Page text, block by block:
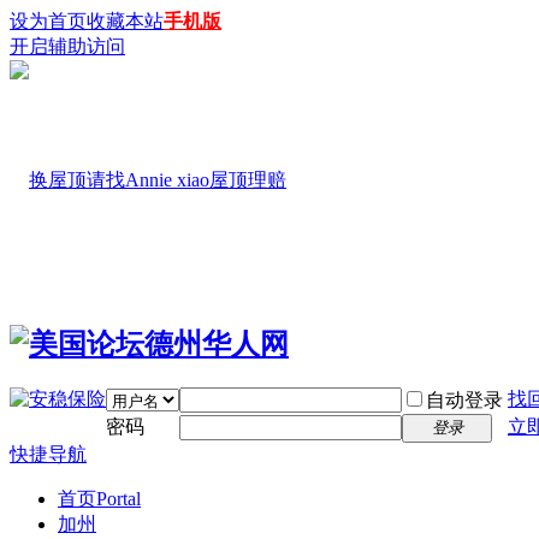
设为首页收藏本站手机版
开启辅助访问
自动登录 找
密码
登录
立
快捷导航
首页Portal
加州